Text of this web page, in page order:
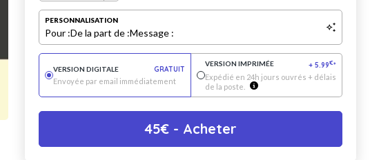
PERSONNALISATION
Pour :De la part de :Message :
VERSION DIGITALE
GRATUIT
Envoyée par email immédiatement
VERSION IMPRIMÉE + 5.99€*
Expédié en 24h jours ouvrés + délais
de la poste.
45€ - Acheter